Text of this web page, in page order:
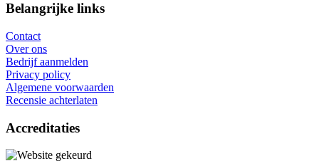
Belangrijke links
Contact
Over ons
Bedrijf aanmelden
Privacy policy
Algemene voorwaarden
Recensie achterlaten
Accreditaties